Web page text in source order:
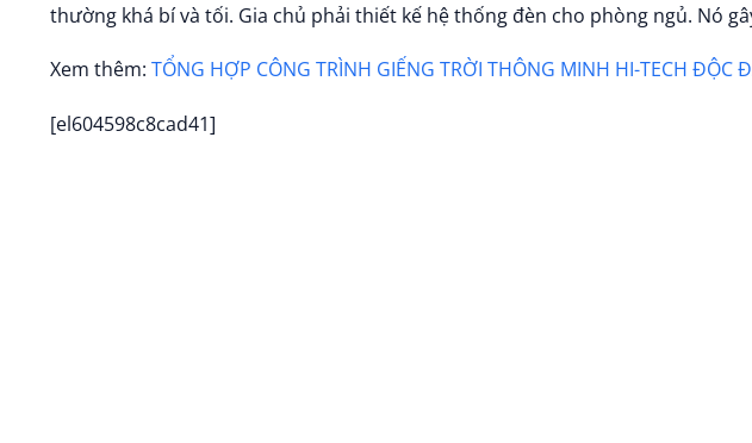
thường khá bí và tối. Gia chủ phải thiết kế hệ thống đèn cho phòng ngủ. Nó
Xem thêm: TỔNG HỢP CÔNG TRÌNH GIẾNG TRỜI THÔNG MINH HI-TECH ĐỘC
[el604598c8cad41]